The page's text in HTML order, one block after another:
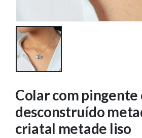
Colar com pingente
desconstruído
criatal metade liso